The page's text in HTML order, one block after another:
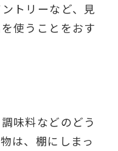
トリーなど、見
使うことをおす
味料などのどう
は、棚にしまっ